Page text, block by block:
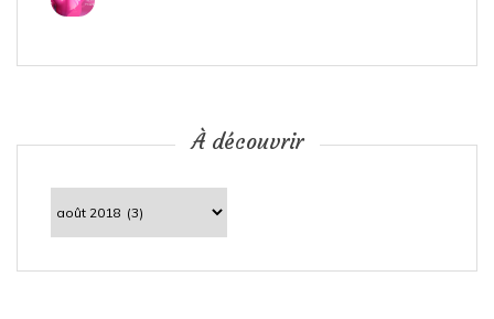
À découvrir
À
découvrir